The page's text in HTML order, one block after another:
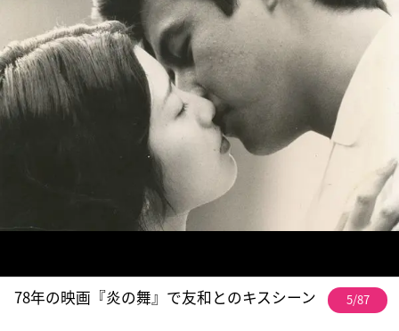
78年の映画『炎の舞』で友和とのキスシーン 5/87